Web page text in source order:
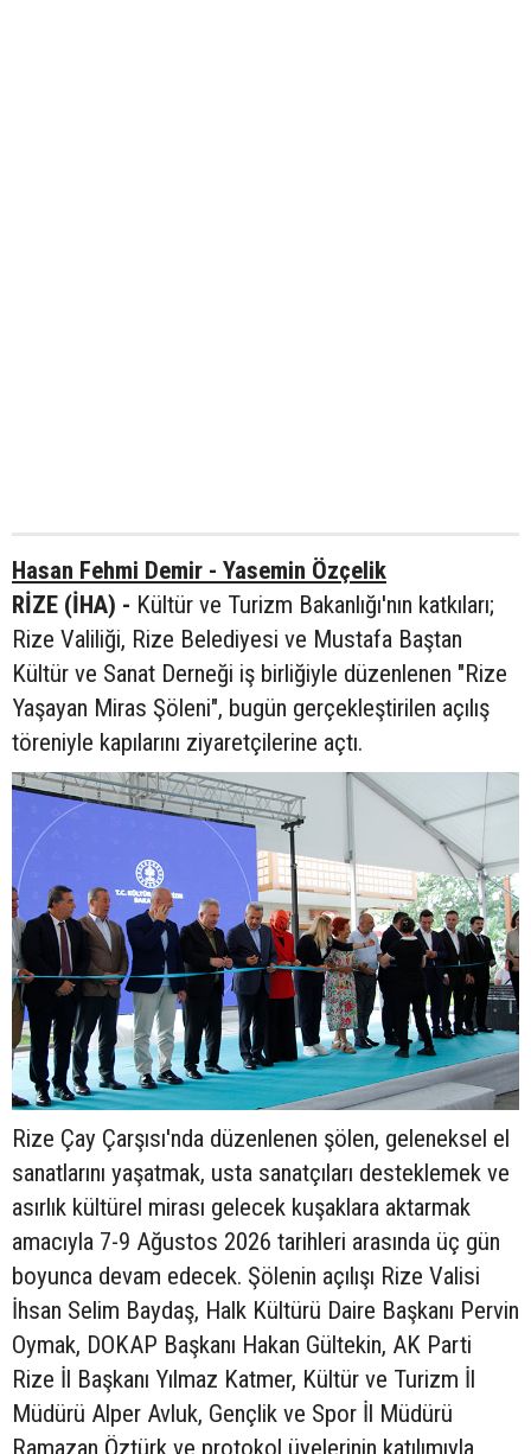
Hasan Fehmi Demir - Yasemin Özçelik
RİZE (İHA) - Kültür ve Turizm Bakanlığı'nın katkıları;
Rize Valiliği, Rize Belediyesi ve Mustafa Baştan
Kültür ve Sanat Derneği iş birliğiyle düzenlenen "Rize
Yaşayan Miras Şöleni", bugün gerçekleştirilen açılış
töreniyle kapılarını ziyaretçilerine açtı.
Rize Çay Çarşısı'nda düzenlenen şölen, geleneksel el
sanatlarını yaşatmak, usta sanatçıları desteklemek ve
asırlık kültürel mirası gelecek kuşaklara aktarmak
amacıyla 7-9 Ağustos 2026 tarihleri arasında üç gün
boyunca devam edecek. Şölenin açılışı Rize Valisi
İhsan Selim Baydaş, Halk Kültürü Daire Başkanı Pervin
Oymak, DOKAP Başkanı Hakan Gültekin, AK Parti
Rize İl Başkanı Yılmaz Katmer, Kültür ve Turizm İl
Müdürü Alper Avluk, Gençlik ve Spor İl Müdürü